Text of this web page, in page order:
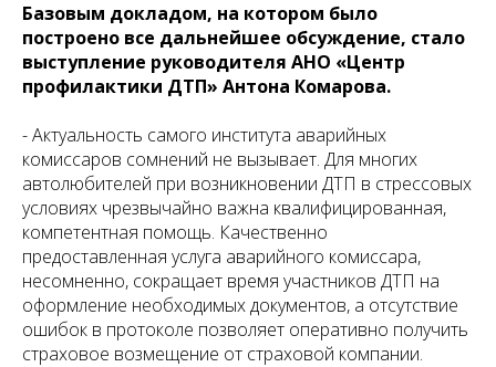
Базовым докладом, на котором было
построено все дальнейшее обсуждение, стало
выступление руководителя АНО «Центр
профилактики ДТП» Антона Комарова.
- Актуальность самого института аварийных
комиссаров сомнений не вызывает. Для многих
автолюбителей при возникновении ДТП в стрессовых
условиях чрезвычайно важна квалифицированная,
компетентная помощь. Качественно
предоставленная услуга аварийного комиссара,
несомненно, сокращает время участников ДТП на
оформление необходимых документов, а отсутствие
ошибок в протоколе позволяет оперативно получить
страховое возмещение от страховой компании.